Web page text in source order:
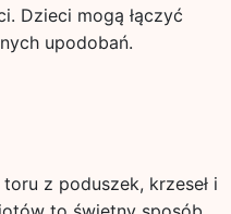
Dzieci mogą łączyć
upodobań.
z poduszek, krzeseł i